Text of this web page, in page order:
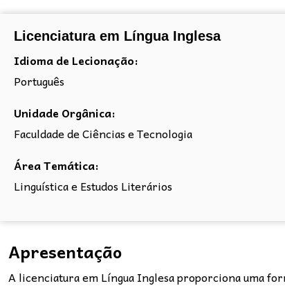
Licenciatura em Língua Inglesa
Idioma de Lecionação:
Português
Unidade Orgânica:
Faculdade de Ciências e Tecnologia
Área Temática:
Linguística e Estudos Literários
Apresentação
A licenciatura em Língua Inglesa proporciona uma